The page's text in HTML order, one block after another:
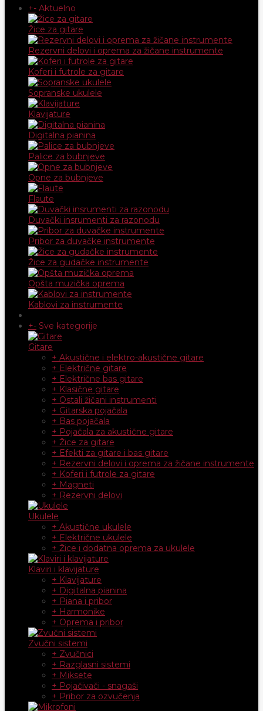
+- Aktuelno
Žice za gitare
Rezervni delovi i oprema za žičane instrumente
Koferi i futrole za gitare
Sopranske ukulele
Klavijature
Digitalna pianina
Palice za bubnjeve
Opne za bubnjeve
Flaute
Duvački insrumenti za razonodu
Pribor za duvačke instrumente
Žice za gudačke instrumente
Opšta muzička oprema
Kablovi za instrumente
+- Sve kategorije
Gitare
+ Akustične i elektro-akustične gitare
+ Električne gitare
+ Električne bas gitare
+ Klasične gitare
+ Ostali žičani instrumenti
+ Gitarska pojačala
+ Bas pojačala
+ Pojačala za akustične gitare
+ Žice za gitare
+ Efekti za gitare i bas gitare
+ Rezervni delovi i oprema za žičane instrumente
+ Koferi i futrole za gitare
+ Magneti
+ Rezervni delovi
Ukulele
+ Akustične ukulele
+ Električne ukulele
+ Žice i dodatna oprema za ukulele
Klaviri i klavijature
+ Klavijature
+ Digitalna pianina
+ Piana i pribor
+ Harmonike
+ Oprema i pribor
Zvučni sistemi
+ Zvučnici
+ Razglasni sistemi
+ Miksete
+ Pojačivači - snagaši
+ Pribor za ozvučenja